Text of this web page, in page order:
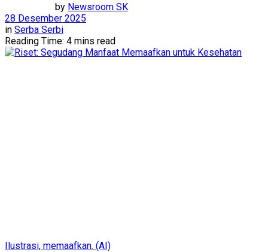
by Newsroom SK
28 Desember 2025
in Serba Serbi
Reading Time: 4 mins read
Ilustrasi, memaafkan. (AI)